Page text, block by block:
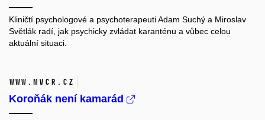
Kliničtí psychologové a psychoterapeuti Adam Suchý a Miroslav
Světlák radí, jak psychicky zvládat karanténu a vůbec celou
aktuální situaci.
www.mvcr.cz
Koroňák není kamarád